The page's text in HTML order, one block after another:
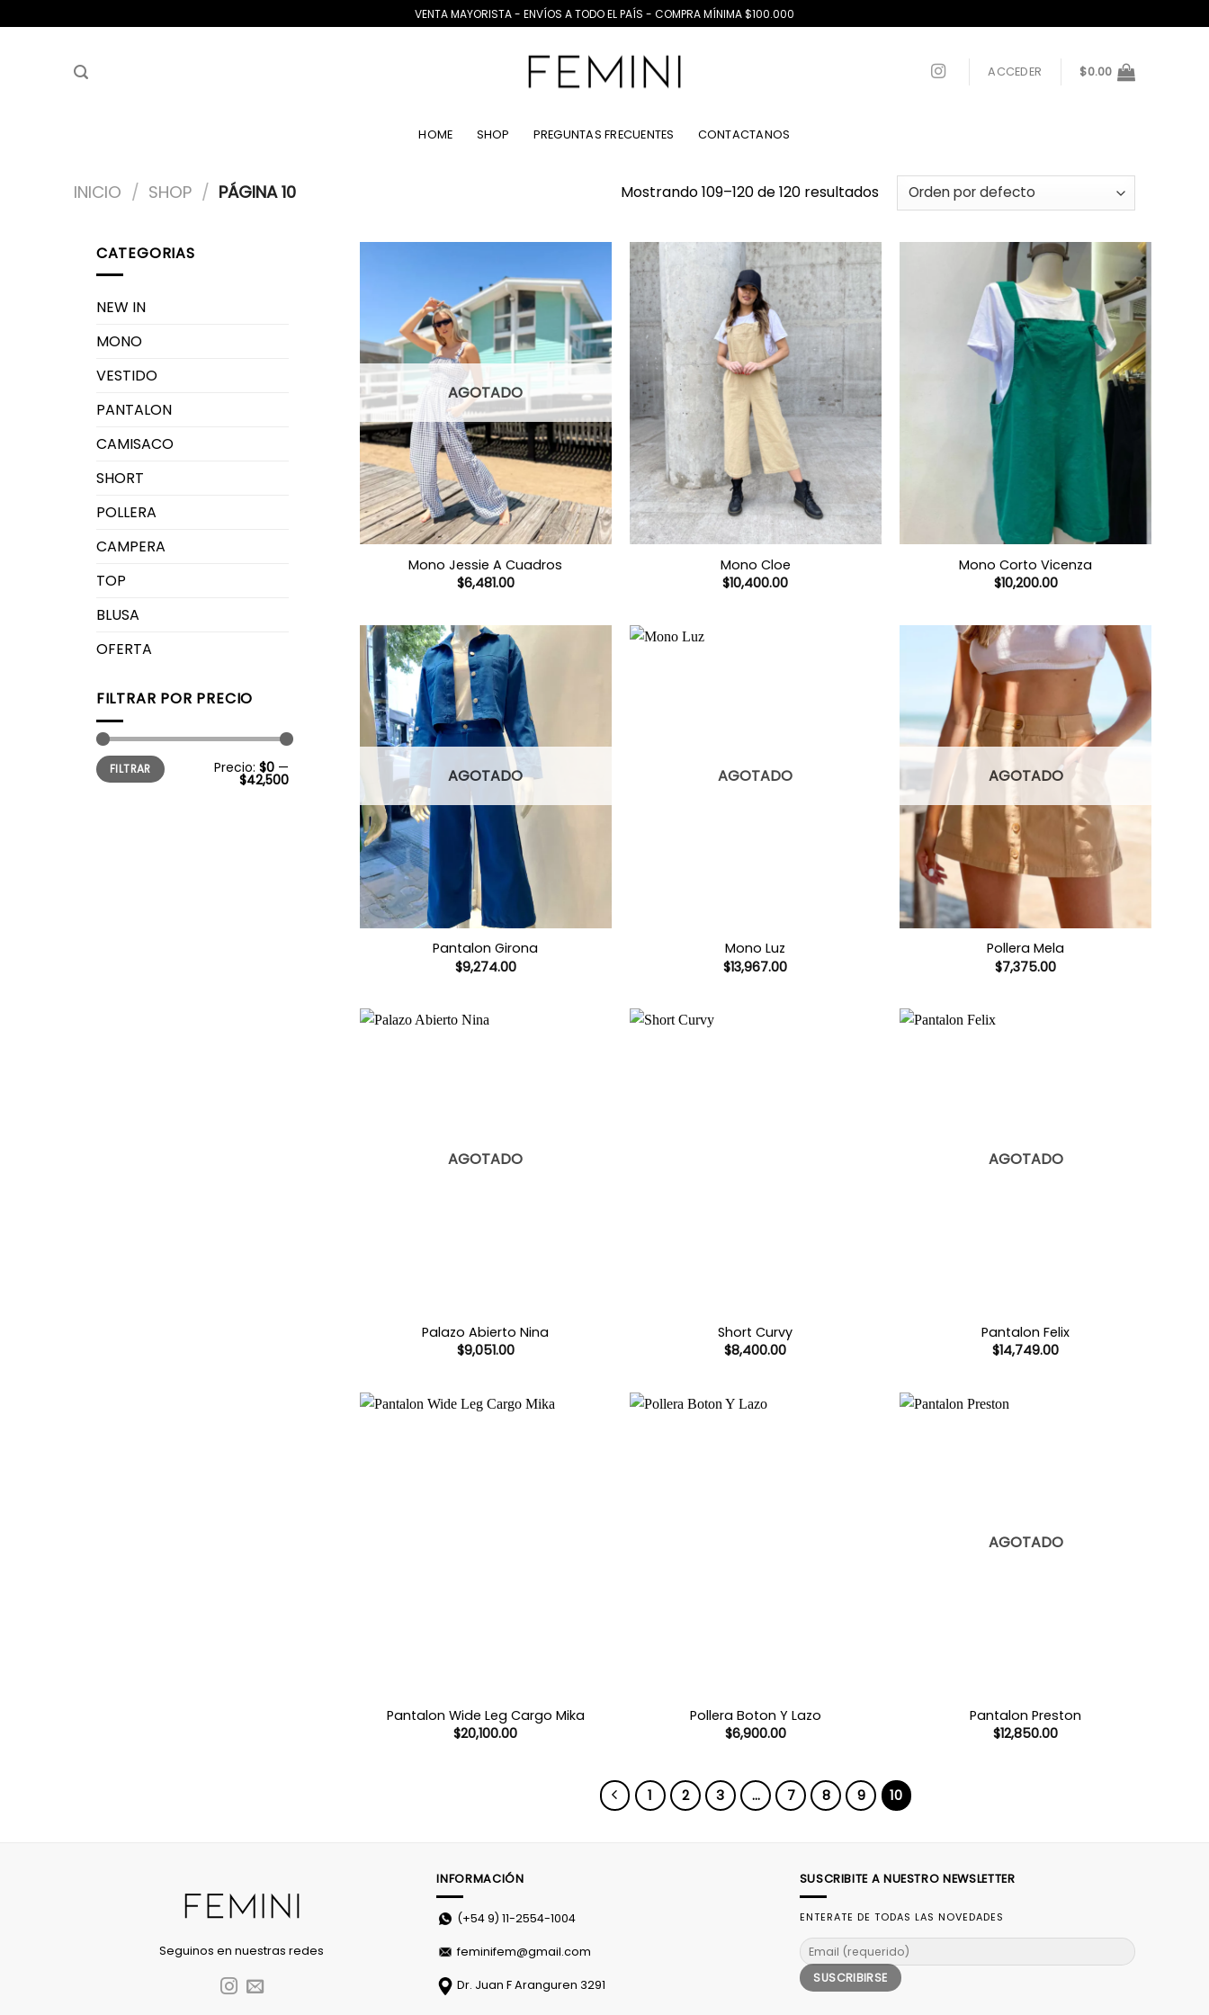
al
VENTA MAYORISTA - ENVÍOS A TODO EL PAÍS - COMPRA MÍNIMA $100.000
ACCEDER $0.00
HOME SHOP PREGUNTAS FRECUENTES CONTACTANOS
INICIO / SHOP / PÁGINA 10 Mostrando 109–120 de 120 resultados
CATEGORIAS
NEW IN
MONO
VESTIDO
PANTALON
CAMISACO
SHORT
POLLERA
CAMPERA
TOP
BLUSA
OFERTA
FILTRAR POR PRECIO
Precio
mínimo
Precio
máximo
FILTRAR Precio: $0 —
$42,500
AGOTADO
Mono Jessie A Cuadros
$6,481.00
Mono Cloe
$10,400.00
Mono Corto Vicenza
$10,200.00
AGOTADO
Pantalon Girona
$9,274.00
AGOTADO
Mono Luz
$13,967.00
AGOTADO
Pollera Mela
$7,375.00
AGOTADO
Palazo Abierto Nina
$9,051.00
Short Curvy
$8,400.00
AGOTADO
Pantalon Felix
$14,749.00
Pantalon Wide Leg Cargo Mika
$20,100.00
Pollera Boton Y Lazo
$6,900.00
AGOTADO
Pantalon Preston
$12,850.00
1 2 3 … 7 8 9 10
Seguinos en nuestras redes
INFORMACIÓN
(+54 9)11-2554-1004
feminifem@gmail.com
Dr. Juan F Aranguren 3291
SUSCRIBITE A NUESTRO NEWSLETTER
ENTERATE DE TODAS LAS NOVEDADES